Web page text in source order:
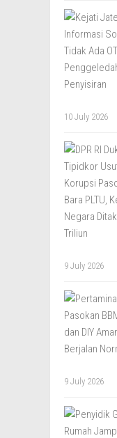
10 July 2026
9 July 2026
9 July 2026